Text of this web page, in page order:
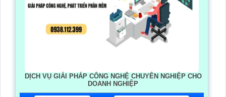
DỊCH VỤ GIẢI PHÁP CÔNG NGHỆ CHUYÊN NGHIỆP CHO
DOANH NGHIỆP